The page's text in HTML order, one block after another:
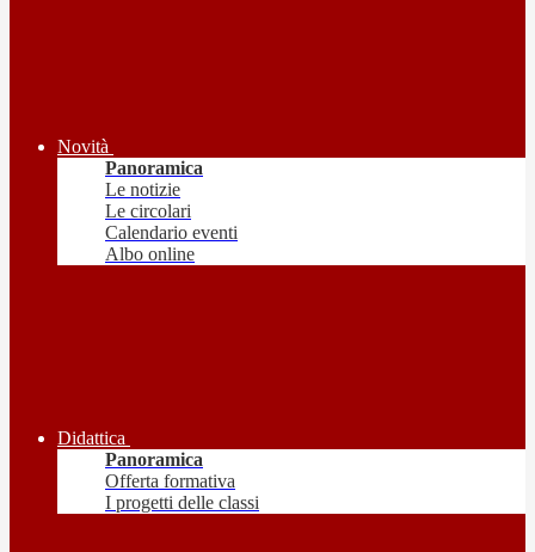
Novità
Panoramica
Le notizie
Le circolari
Calendario eventi
Albo online
Didattica
Panoramica
Offerta formativa
I progetti delle classi